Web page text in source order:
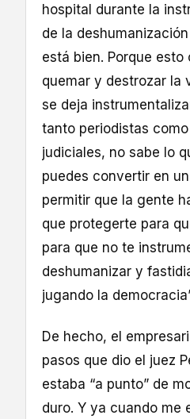
hospital durante la
de la
está bien. Porque esto
quemar y destrozar la
se deja
tanto periodistas
judiciales, no sabe lo
puedes convertir en
permitir que la gente
que protegerte para
para que no te
deshumanizar y
jugando la
De hecho, el
pasos que dio el juez
estaba “a punto” de
duro. Y ya cuando me